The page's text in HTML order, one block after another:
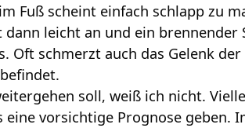
Fuß scheint einfach schlapp zu
dann leicht an und ein brennender
Oft schmerzt auch das Gelenk
soll, weiß ich nicht.
vorsichtige Prognose geben.